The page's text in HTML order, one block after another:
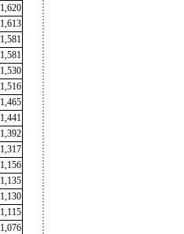
1,620
1,613
1,581
1,581
1,530
1,516
1,465
1,441
1,392
1,317
1,156
1,135
1,130
1,115
1,076